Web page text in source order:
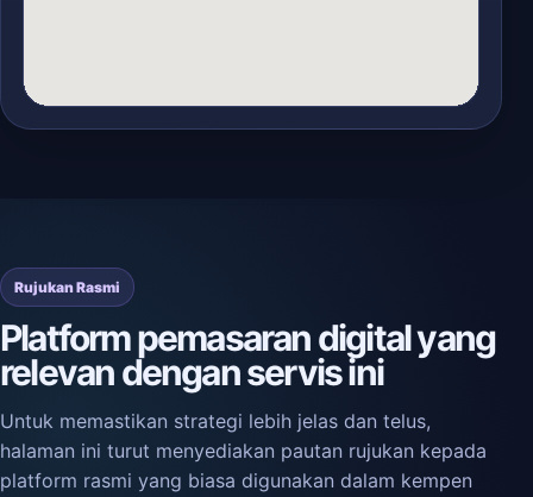
Rujukan Rasmi
Platform pemasaran digital yang
relevan dengan servis ini
Untuk memastikan strategi lebih jelas dan telus,
halaman ini turut menyediakan pautan rujukan kepada
platform rasmi yang biasa digunakan dalam kempen